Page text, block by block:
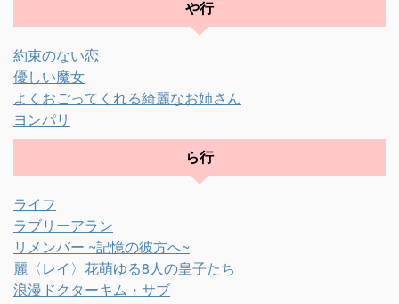
や行
約束のない恋
優しい魔女
よくおごってくれる綺麗なお姉さん
ヨンパリ
ら行
ライフ
ラブリーアラン
リメンバー ~記憶の彼方へ~
麗〈レイ〉花萌ゆる8人の皇子たち
浪漫ドクターキム・サブ